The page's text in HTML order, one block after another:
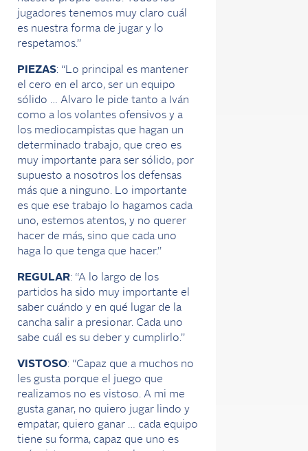
jugadores tenemos muy claro cuál
es nuestra forma de jugar y lo
respetamos.”
PIEZAS: “Lo principal es mantener
el cero en el arco, ser un equipo
sólido … Alvaro le pide tanto a Iván
como a los volantes ofensivos y a
los mediocampistas que hagan un
determinado trabajo, que creo es
muy importante para ser sólido, por
supuesto a nosotros los defensas
más que a ninguno. Lo importante
es que ese trabajo lo hagamos cada
uno, estemos atentos, y no querer
hacer de más, sino que cada uno
haga lo que tenga que hacer.”
REGULAR: “A lo largo de los
partidos ha sido muy importante el
saber cuándo y en qué lugar de la
cancha salir a presionar. Cada uno
sabe cuál es su deber y cumplirlo.”
VISTOSO: “Capaz que a muchos no
les gusta porque el juego que
realizamos no es vistoso. A mi me
gusta ganar, no quiero jugar lindo y
empatar, quiero ganar … cada equipo
tiene su forma, capaz que uno es